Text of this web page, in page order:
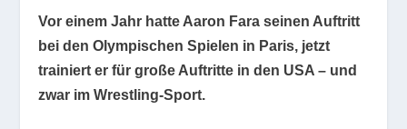
Vor einem Jahr hatte Aaron Fara seinen Auftritt
bei den Olympischen Spielen in Paris, jetzt
trainiert er für große Auftritte in den USA – und
zwar im Wrestling-Sport.